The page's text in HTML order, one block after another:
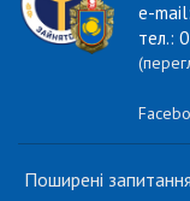
e-
тел.:
Поширені